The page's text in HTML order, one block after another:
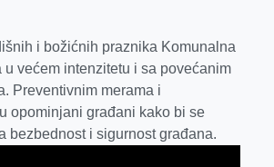
e
n
g
e
r
e
d
I
n
r
s
A
p
p
l
i božićnih praznika Komunalna
većem intenzitetu i sa povećanim
Preventivnim merama i
opominjani građani kako bi se
bezbednost i sigurnost građana.